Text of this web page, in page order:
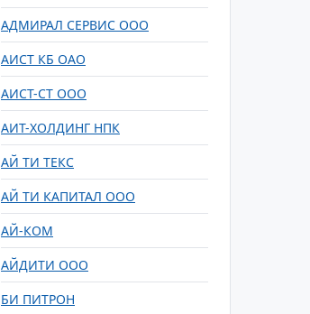
АДМИРАЛ СЕРВИС ООО
АИСТ КБ ОАО
АИСТ-СТ ООО
АИТ-ХОЛДИНГ НПК
АЙ ТИ ТЕКС
АЙ ТИ КАПИТАЛ ООО
АЙ-КОМ
АЙДИТИ ООО
БИ ПИТРОН